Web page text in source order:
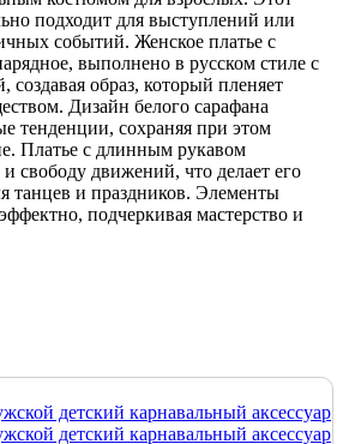
подходит для выступлений или
событий. Женское платье с
выполнено в русском стиле с
образ, который пленяет
Дизайн белого сарафана
тенденции, сохраняя при этом
Платье с длинным рукавом
свободу движений, что делает его
танцев и праздников. Элементы
подчеркивая мастерство и